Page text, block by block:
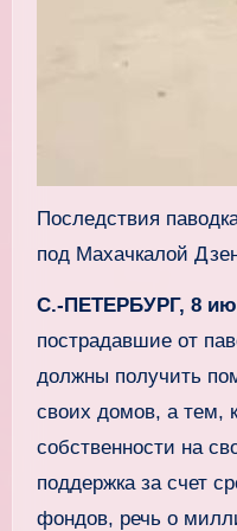
Последствия
под Махачкалой
С.-ПЕТЕРБУРГ, 8
пострадавшие от
должны получить
своих домов, а тем,
собственности на
поддержка за счет
фондов, речь о